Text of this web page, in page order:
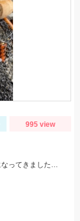
995 view
暖かい日が多くなり、流れの中でもルアーを追うようになってきました。4～5ｃｍのミノーでの釣果。